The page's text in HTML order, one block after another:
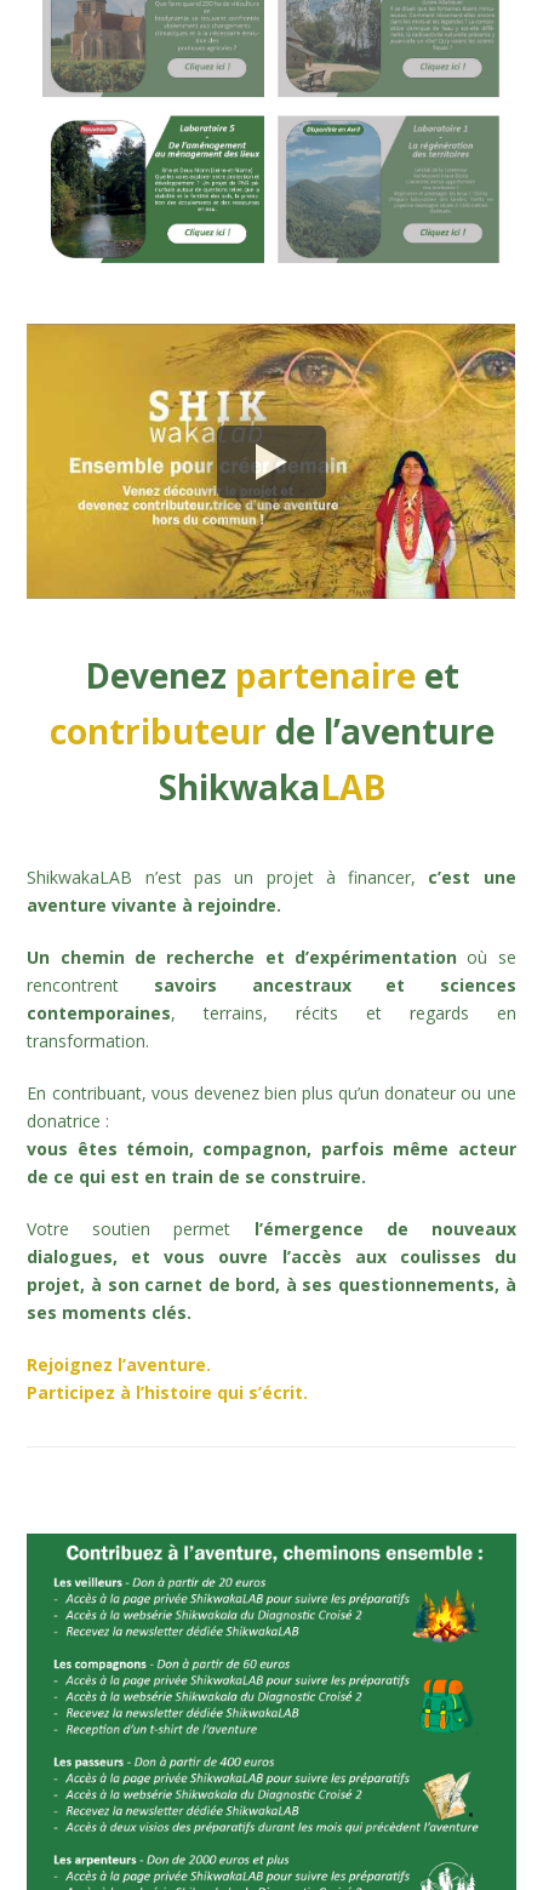
Devenez partenaireet
contributeur de l’aventure
ShikwakaLAB
ShikwakaLAB n’est pas un projet à financer, c’est une
aventure vivante à rejoindre.
Un chemin de recherche et d’expérimentation où se
rencontrent savoirs ancestraux et sciences
contemporaines, terrains, récits et regards en
transformation.
En contribuant, vous devenez bien plus qu’un donateur ou une
donatrice :
vous êtes témoin, compagnon, parfois même acteur
de ce qui est en train de se construire.
Votre soutien permet l’émergence de nouveaux
dialogues, et vous ouvre l’accès aux coulisses du
projet, à son carnet de bord, à ses questionnements, à
ses moments clés.
Rejoignez l’aventure.
Participez à l’histoire qui s’écrit.